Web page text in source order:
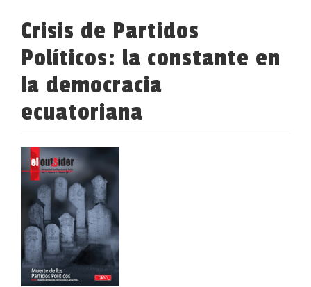
Crisis de Partidos
Políticos: la constante en
la democracia
ecuatoriana
Barra
lateral
del
artículo